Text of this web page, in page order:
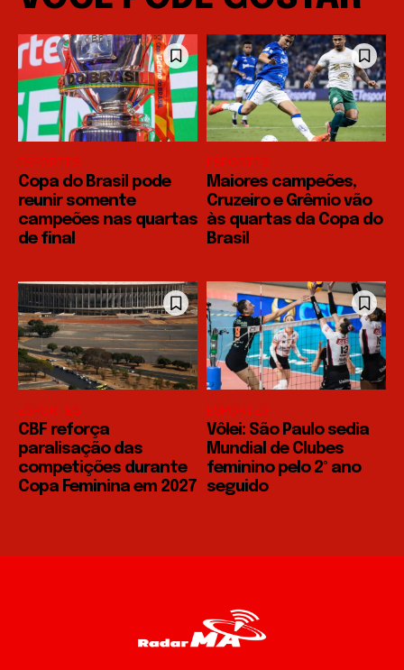
ESPORTES
Copa do Brasil pode
reunir somente
campeões nas quartas
de final
ESPORTES
Maiores campeões,
Cruzeiro e Grêmio vão
às quartas da Copa do
Brasil
ESPORTES
CBF reforça
paralisação das
competições durante
Copa Feminina em 2027
ESPORTES
Vôlei: São Paulo sedia
Mundial de Clubes
feminino pelo 2º ano
seguido